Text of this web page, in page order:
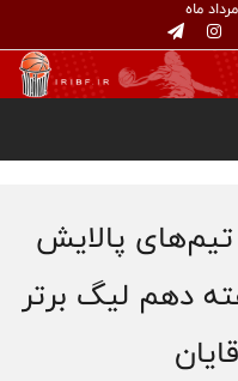
ماه
پالایش
دهم ليگ برتر